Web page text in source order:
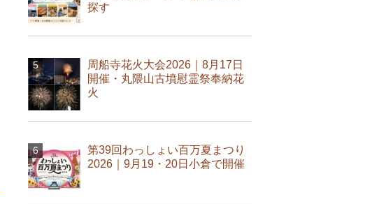
探す
周船寺花火大会2026｜8月17日
開催・丸隈山古墳慰霊祭奉納花
火
第39回わっしょい百万夏まつり
2026｜9月19・20日小倉で開催